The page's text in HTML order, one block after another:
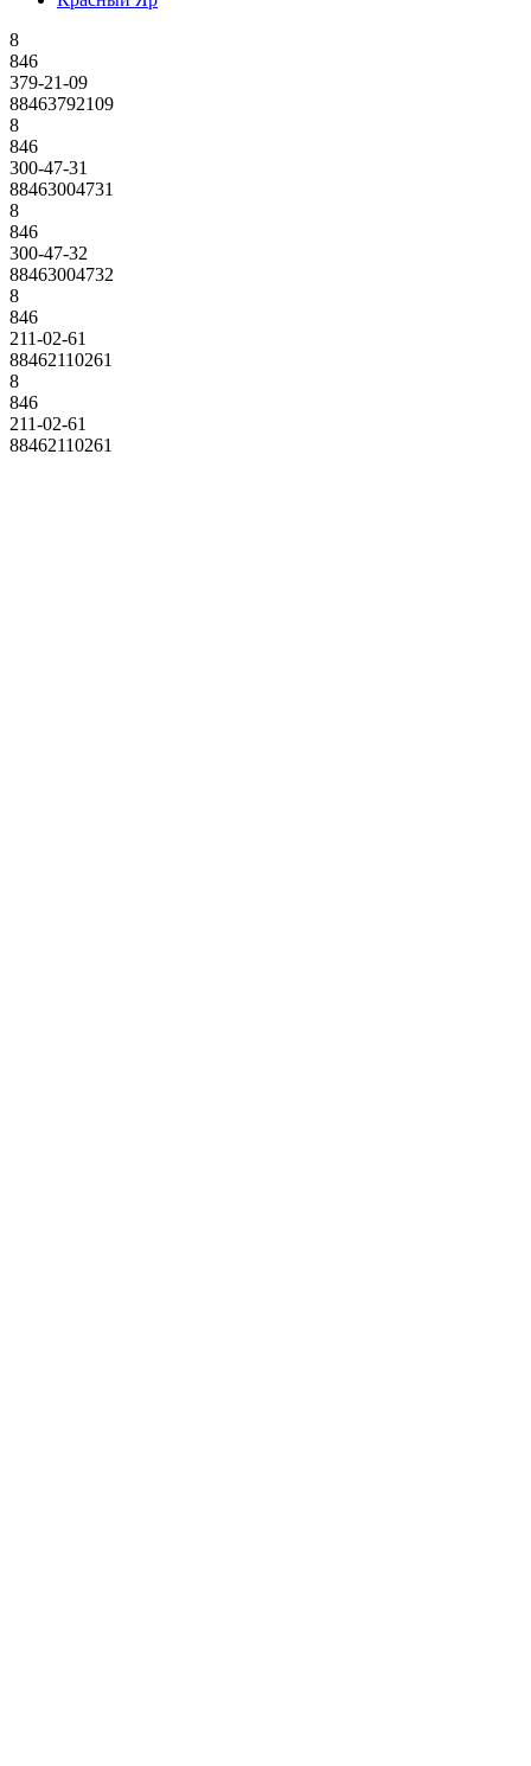
8
846
379-21-09
88463792109
8
846
300-47-31
88463004731
8
846
300-47-32
88463004732
8
846
211-02-61
88462110261
8
846
211-02-61
88462110261